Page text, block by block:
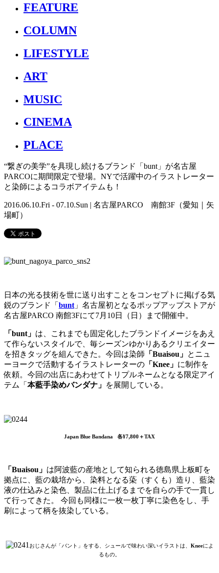
FEATURE
COLUMN
LIFESTYLE
ART
MUSIC
CINEMA
PLACE
“繋ぎの美学”を具現し続けるブランド「bunt」が名古屋
PARCOに期間限定で登場。NYで活躍中のイラストレーター
と染師によるコラボアイテムも！
2016.06.10.Fri - 07.10.Sun | 名古屋PARCO 南館3F（愛知｜矢
場町）
日本の光る技術を世に送り出すことをコンセプトに掲げる気
鋭のブランド「 bunt 」名古屋初となるポップアップストアが
名古屋PARCO 南館3Fにて7月10日（日）まで開催中。
「bunt」 は、これまでも固定化したブランドイメージをあえ
て作らないスタイルで、毎シーズンゆかりあるクリエイター
を招きタッグを組んできた。今回は染師 「Buaisou」 とニュ
ーヨークで活動するイラストレーターの 「Knee」 に制作を
依頼。今回の出店にあわせてトリプルネームとなる限定アイ
テム「 本藍手染めバンダナ」 を展開している。
Japan Blue Bandana 各¥7,800＋TAX
「Buaisou」 は阿波藍の産地として知られる徳島県上板町を
拠点に、藍の栽培から、染料となる蒅（すくも）造り、藍染
液の仕込みと染色、製品に仕上げるまでを自らの手で一貫し
て行ってきた。 今回も同様に一枚一枚丁寧に染色をし、手
刷によって柄を抜染している。
おじさんが「バント」をする、シュールで味わい深いイラストは、 Kneeによ
るもの。